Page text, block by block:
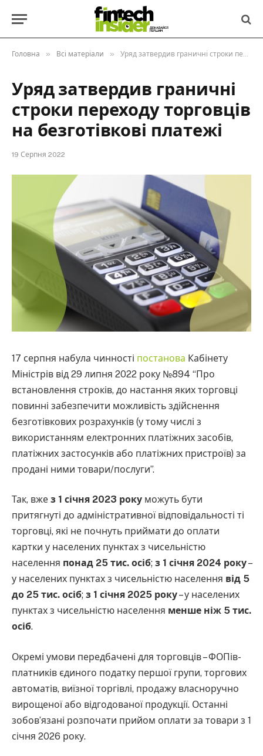
Головна » Всі матеріали » Уряд затвердив граничні строки переходу торговців на безготівкові платежі
Уряд затвердив граничні
строки переходу торговців
на безготівкові платежі
19 Серпня 2022
17 серпня набула чинності постанова Кабінету
Міністрів від 29 липня 2022 року №894 “Про
встановлення строків, до настання яких торговці
повинні забезпечити можливість здійснення
безготівкових розрахунків (у тому числі з
використанням електронних платіжних засобів,
платіжних застосунків або платіжних пристроїв) за
продані ними товари/послуги”.
Так, вже з 1 січня 2023 року можуть бути
притягнуті до адміністративної відповідальності ті
торговці, які не почнуть приймати до оплати
картки у населених пунктах з чисельністю
населення понад 25 тис. осіб; з 1 січня 2024 року–
у населених пунктах з чисельністю населення від 5
до 25 тис. осіб; з 1 січня 2025 року– у населених
пунктах з чисельністю населення менше ніж 5 тис.
осіб.
Окремі умови передбачені для торговців – ФОПів-
платників єдиного податку першої групи, торгових
автоматів, виїзної торгівлі, продажу власноручно
вирощеної або відгодованої продукції. Останні
зобов’язані розпочати прийом оплати за товари з 1
січня 2026 року.